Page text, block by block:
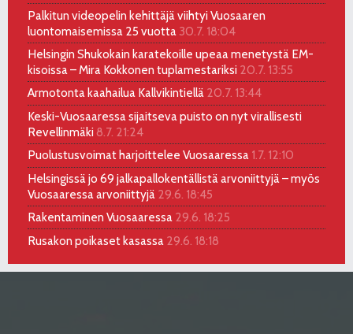
Palkitun videopelin kehittäjä viihtyi Vuosaaren
luontomaisemissa 25 vuotta 30.7. 18:04
Helsingin Shukokain karatekoille upeaa menetystä EM-
kisoissa – Mira Kokkonen tuplamestariksi 20.7. 13:55
Armotonta kaahailua Kallvikintiellä 20.7. 13:44
Keski-Vuosaaressa sijaitseva puisto on nyt virallisesti
Revellinmäki 8.7. 21:24
Puolustusvoimat harjoittelee Vuosaaressa 1.7. 12:10
Helsingissä jo 69 jalkapallokentällistä arvoniittyjä – myös
Vuosaaressa arvoniittyjä 29.6. 18:45
Rakentaminen Vuosaaressa 29.6. 18:25
Rusakon poikaset kasassa 29.6. 18:18